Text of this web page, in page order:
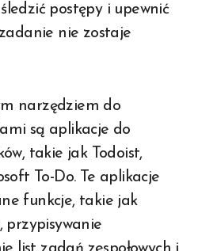
postępy i upewnić
nie zostaje
narzędziem do
są aplikacje do
takie jak Todoist,
To-Do. Te aplikacje
funkcje, takie jak
przypisywanie